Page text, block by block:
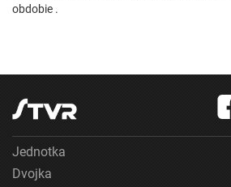
obdobie .
Jednotka
Dvojka